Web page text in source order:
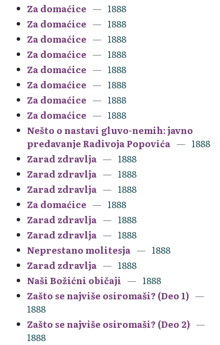
Za domaćice
1888
Za domaćice
1888
Za domaćice
1888
Za domaćice
1888
Za domaćice
1888
Za domaćice
1888
Za domaćice
1888
Za domaćice
1888
Nešto o nastavi gluvo-nemih: javno
predavanje Radivoja Popovića
1888
Zarad zdravlja
1888
Zarad zdravlja
1888
Zarad zdravlja
1888
Za domaćice
1888
Zarad zdravlja
1888
Zarad zdravlja
1888
Neprestano molitesja
1888
Zarad zdravlja
1888
Naši Božićni običaji
1888
Zašto se najviše osiromaši? (Deo 1)
1888
Zašto se najviše osiromaši? (Deo 2)
1888